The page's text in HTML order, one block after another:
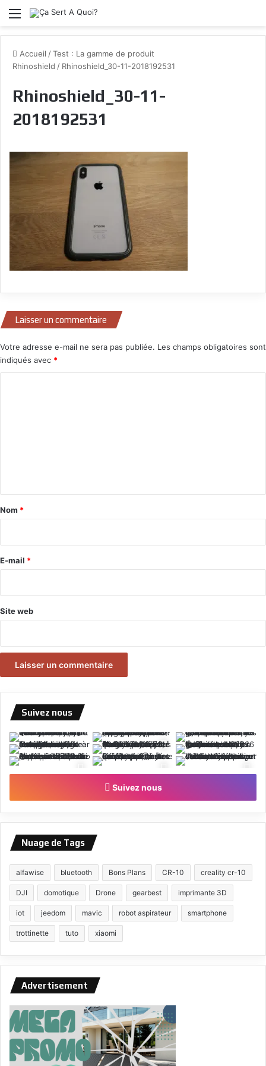
Menu
Accueil /Test : La gamme de produit
Rhinoshield / Rhinoshield_30-11-2018192531
Rhinoshield_30-11-
2018192531
Laisser un commentaire
Votre adresse e-mail ne sera pas publiée. Les champs obligatoires sont
indiqués avec *
a
e
Nom *
E-mail *
Site web
Suivez nous
Suivez nous
Nuage de Tags
alfawise bluetooth Bons Plans CR-10 creality cr-10
DJI domotique Drone gearbest imprimante 3D
iot jeedom mavic robot aspirateur smartphone
trottinette tuto xiaomi
Advertisement